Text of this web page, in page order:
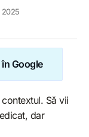
2025
Google
Să vii
dar